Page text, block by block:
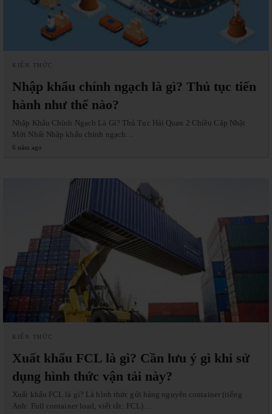
KIẾN THỨC
Nhập khẩu chính ngạch là gì? Thủ tục tiến
hành như thế nào?
Nhập Khẩu Chính Ngạch Là Gì? Thủ Tục Hải Quan 2 Chiều Cập Nhật
Mới Nhất Nhập khẩu chính ngạch…
6 năm ago
KIẾN THỨC
Xuất khẩu FCL là gì? Cần lưu ý gì khi sử
dụng hình thức vận tải này?
Xuất khẩu FCL là gì? Là hình thức gửi hàng nguyên container (tiếng
Anh: Full container load, viết tắt: FCL)…